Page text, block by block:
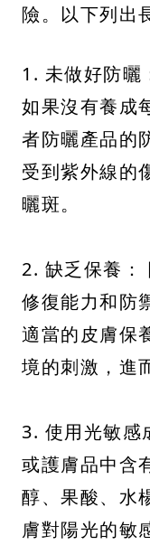
險。以下列出
1. 未做好防曬
如果沒有養成
者防曬產品的
受到紫外線的
曬斑。
2. 缺乏保養：
修復能力和防
適當的皮膚保
境的刺激，進
3. 使用光敏感
或護膚品中含
醇、果酸、水
膚對陽光的敏